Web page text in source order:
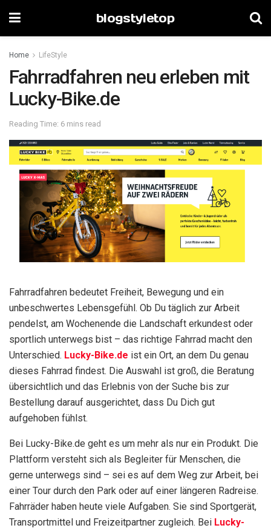
blogstyletop
Home LifeStyle
Fahrradfahren neu erleben mit
Lucky-Bike.de
Reading Time: 6 mins read
Fahrradfahren bedeutet Freiheit, Bewegung und ein
unbeschwertes Lebensgefühl. Ob Du täglich zur Arbeit
pendelst, am Wochenende die Landschaft erkundest oder
sportlich unterwegs bist – das richtige Fahrrad macht den
Unterschied. Lucky-Bike.de ist ein Ort, an dem Du genau
dieses Fahrrad findest. Die Auswahl ist groß, die Beratung
übersichtlich und das Erlebnis von der Suche bis zur
Bestellung darauf ausgerichtet, dass Du Dich gut
aufgehoben fühlst.
Bei Lucky-Bike.de geht es um mehr als nur ein Produkt. Die
Plattform versteht sich als Begleiter für Menschen, die
gerne unterwegs sind – sei es auf dem Weg zur Arbeit, bei
einer Tour durch den Park oder auf einer längeren Radreise.
Fahrräder haben heute viele Aufgaben. Sie sind Sportgerät,
Transportmittel und Freizeitpartner zugleich. Bei Lucky-